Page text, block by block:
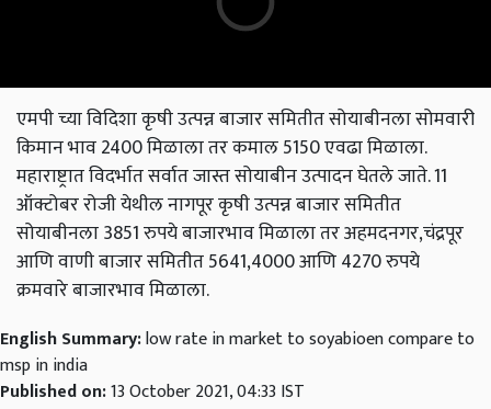
एमपी च्या विदिशा कृषी उत्पन्न बाजार समितीत सोयाबीनला सोमवारी
किमान भाव 2400 मिळाला तर कमाल 5150 एवढा मिळाला.
महाराष्ट्रात विदर्भात सर्वात जास्त सोयाबीन उत्पादन घेतले जाते. 11
ऑक्टोबर रोजी येथील नागपूर कृषी उत्पन्न बाजार समितीत
सोयाबीनला 3851 रुपये बाजारभाव मिळाला तर अहमदनगर,चंद्रपूर
आणि वाणी बाजार समितीत 5641,4000 आणि 4270 रुपये
क्रमवारे बाजारभाव मिळाला.
English Summary:low rate in market to soyabioen compare to
msp in india
Published on:13 October 2021, 04:33 IST